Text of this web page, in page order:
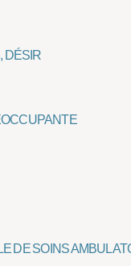
DÉSIR
DE SOINS